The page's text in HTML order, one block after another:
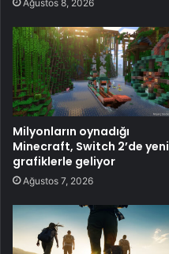
Ağustos 8, 2026
Milyonların oynadığı
Minecraft, Switch 2’de yeni
grafiklerle geliyor
Ağustos 7, 2026